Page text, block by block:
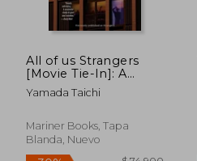
All of us Strangers
[Movie Tie-In]: A
Novel (en Inglés)
Yamada Taichi
Mariner Books, Tapa
Blanda, Nuevo